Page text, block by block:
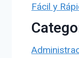
Fácil y